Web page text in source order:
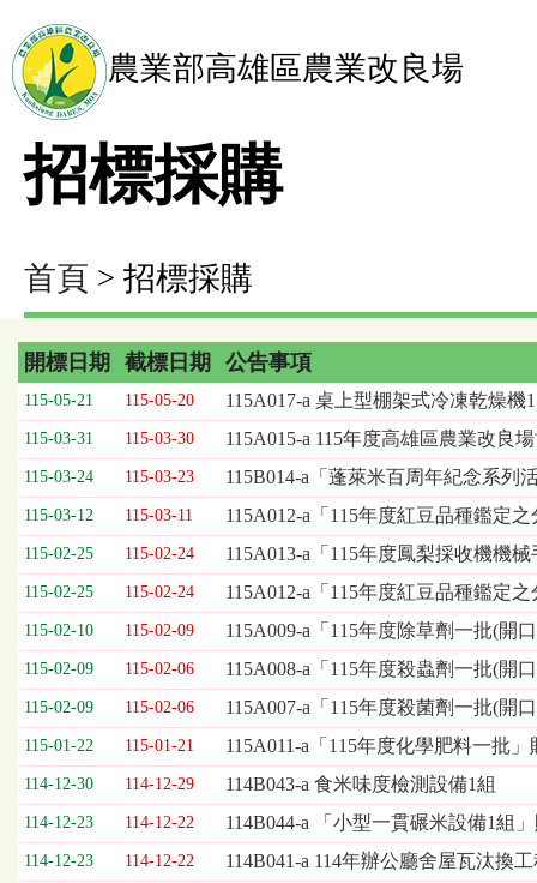
農業部高雄區農業改良場
招標採購
首頁 > 招標採購
招
標
採
購
列
表，
欄
位
依
序
開
標
期、
截
標
日
期、
公
開標日期 截標日期 公告事項
115-05-21 115-05-20 115A017-a 桌上型棚架式冷凍乾燥機
115-03-31 115-03-30 115A015-a 115年度高雄區農業改良
115-03-24 115-03-23 115B014-a「蓬萊米百周年紀念系列
115-03-12 115-03-11 115A012-a「115年度紅豆品種鑑定
115-02-25 115-02-24 115A013-a「115年度鳳梨採收機機
115-02-25 115-02-24 115A012-a「115年度紅豆品種鑑定
115-02-10 115-02-09 115A009-a「115年度除草劑一批(開
115-02-09 115-02-06 115A008-a「115年度殺蟲劑一批(開
115-02-09 115-02-06 115A007-a「115年度殺菌劑一批(開
115-01-22 115-01-21 115A011-a「115年度化學肥料一批
114-12-30 114-12-29 114B043-a 食米味度檢測設備1組
114-12-23 114-12-22 114B044-a 「小型一貫碾米設備1組
114-12-23 114-12-22 114B041-a 114年辦公廳舍屋瓦汰換